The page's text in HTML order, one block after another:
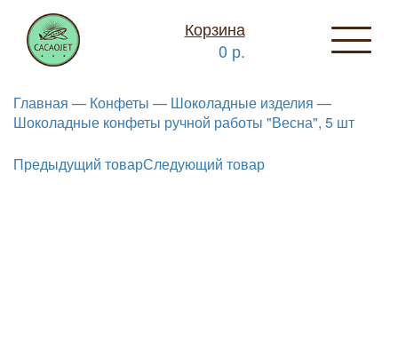
Корзина
0 р.
Главная — Конфеты — Шоколадные изделия —
Шоколадные конфеты ручной работы "Весна", 5 шт
Предыдущий товарСледующий товар